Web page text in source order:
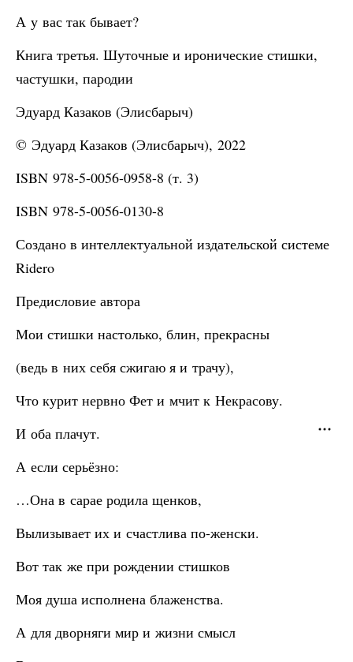
А у вас так бывает?
Книга третья. Шуточные и иронические стишки,
частушки, пародии
Эдуард Казаков (Элисбарыч)
© Эдуард Казаков (Элисбарыч), 2022
ISBN 978-5-0056-0958-8 (т. 3)
ISBN 978-5-0056-0130-8
Создано в интеллектуальной издательской системе
Ridero
Предисловие автора
Мои стишки настолько, блин, прекрасны
(ведь в них себя сжигаю я и трачу),
Что курит нервно Фет и мчит к Некрасову.
И оба плачут.
А если серьёзно:
…Она в сарае родила щенков,
Вылизывает их и счастлива по-женски.
Вот так же при рождении стишков
Моя душа исполнена блаженства.
А для дворняги мир и жизни смысл